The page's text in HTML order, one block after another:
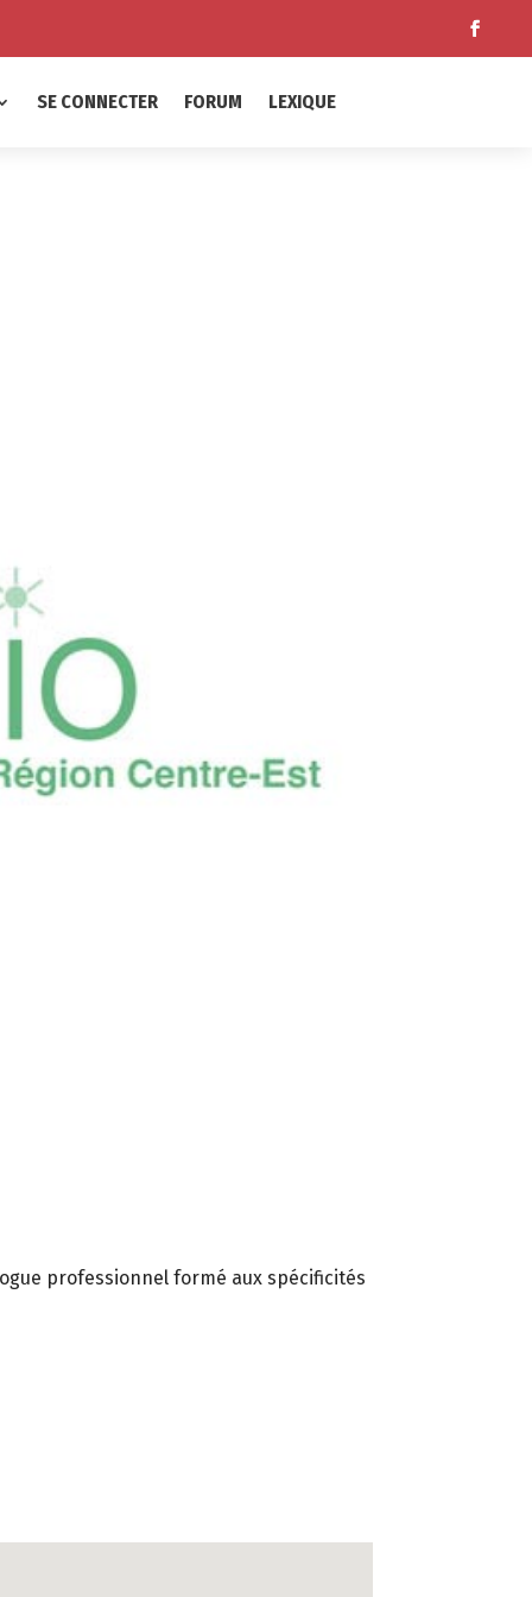
SE CONNECTER FORUM LEXIQUE
professionnel formé aux spécificités